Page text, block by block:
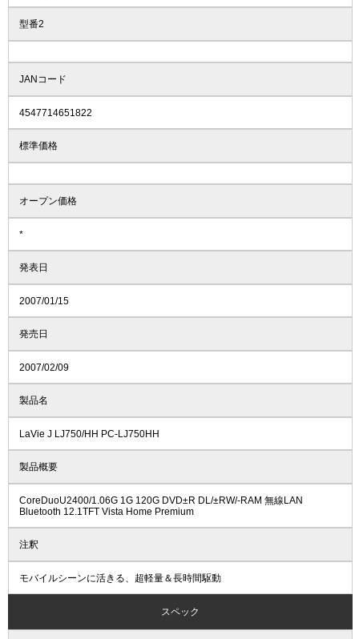
型番2
JANコード
4547714651822
標準価格
オープン価格
*
発表日
2007/01/15
発売日
2007/02/09
製品名
LaVie J LJ750/HH PC-LJ750HH
製品概要
CoreDuoU2400/1.06G 1G 120G DVD±R DL/±RW/-RAM 無線LAN
Bluetooth 12.1TFT Vista Home Premium
注釈
モバイルシーンに活きる、超軽量＆長時間駆動
スペック